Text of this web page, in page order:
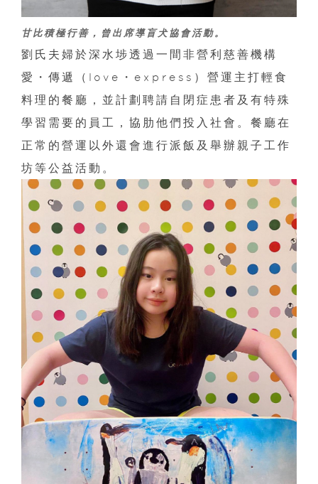
甘比積極行善，曾出席導盲犬協會活動。
劉氏夫婦於深水埗透過一間非營利慈善機構
愛・傳遞（love・express）營運主打輕食
料理的餐廳，並計劃聘請自閉症患者及有特殊
學習需要的員工，協肋他們投入社會。餐廳在
正常的營運以外還會進行派飯及舉辦親子工作
坊等公益活動。